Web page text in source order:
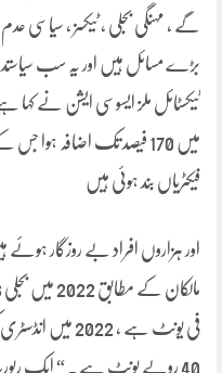
گے ، مہنگی بجلی ، ٹیکسز ،
بڑے مسائل ہیں اور یہ سب
ٹیکسٹائل ملز ایسوسی ایشن نے کہا
میں 170 فیصد تک اضافہ
فیکٹریاں بند ہوئی ہیں
40 روپے یونٹ ہے ۔ “ ایک